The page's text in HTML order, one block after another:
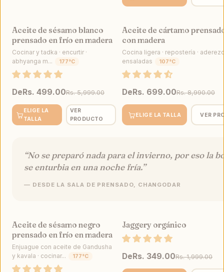
VENTA
Aceite de sésamo blanco
prensado en frío en madera
Cocinar y tadka · encurtir ·
abhyanga m...
177°C
DeRs. 499.00Rs. 5,999.00
ELIGE LA
TALLA
VER
PRODUCTO
Aceite de cártamo
con madera
Cocina ligera · repostería ·
ensaladas
107°C
DeRs. 699.00Rs. 8,990.00
ELIGE LA TALLA VER
“No se preparó nada para el invierno, por eso la
se enturbia en una noche fría.”
— DESDE LA SALA DE PRENSADO, CHANGODAR
VENTA
Aceite de sésamo negro
prensado en frío en madera
Enjuague con aceite de Gandusha
y kavala · cocinar...
177°C
Jaggery orgánico
DeRs. 349.00Rs. 1,999.00